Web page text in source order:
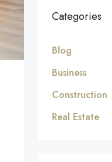
Categories
Blog
Business
Construction
Real Estate